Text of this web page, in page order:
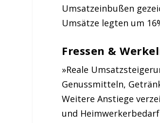
Umsatzeinbußen
Umsätze legten um
Fressen &
»Reale
Genussmitteln,
Weitere Anstiege
und